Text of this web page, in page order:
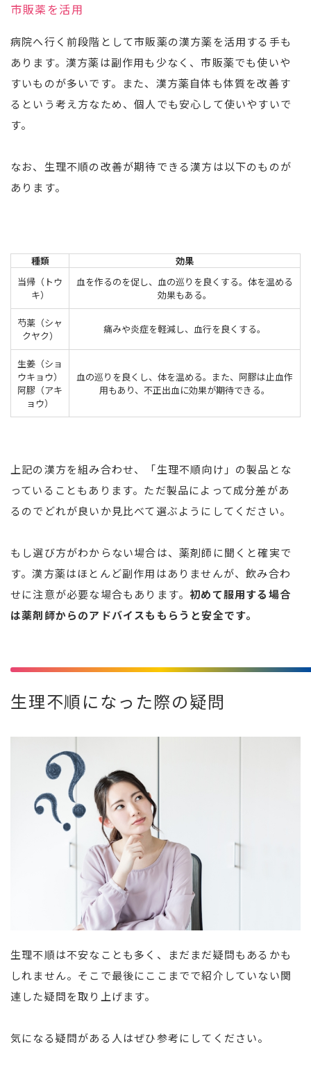
市販薬を活用
病院へ行く前段階として市販薬の漢方薬を活用する手も
あります。漢方薬は副作用も少なく、市販薬でも使いや
すいものが多いです。また、漢方薬自体も体質を改善す
るという考え方なため、個人でも安心して使いやすいで
す。
なお、生理不順の改善が期待できる漢方は以下のものが
あります。
種類
効果
当帰（トウ
キ）
血を作るのを促し、血の巡りを良くする。体を温める
効果もある。
芍薬（シャ
クヤク）
痛みや炎症を軽減し、血行を良くする。
生姜（ショ
ウキョウ）
阿膠（アキ
ョウ）
血の巡りを良くし、体を温める。また、阿膠は止血作
用もあり、不正出血に効果が期待できる。
上記の漢方を組み合わせ、「生理不順向け」の製品とな
っていることもあります。ただ製品によって成分差があ
るのでどれが良いか見比べて選ぶようにしてください。
もし選び方がわからない場合は、薬剤師に聞くと確実で
す。漢方薬はほとんど副作用はありませんが、飲み合わ
せに注意が必要な場合もあります。 初めて服用する場合
は薬剤師からのアドバイスももらうと安全です。
生理不順になった際の疑問
生理不順は不安なことも多く、まだまだ疑問もあるかも
しれません。そこで最後にここまでで紹介していない関
連した疑問を取り上げます。
気になる疑問がある人はぜひ参考にしてください。